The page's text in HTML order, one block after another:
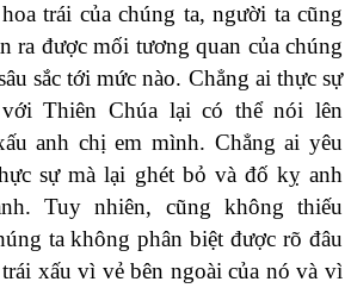
trái của chúng ta, người ta cũng
ra được mối tương quan của chúng
sắc tới mức nào. Chẳng ai thực sự
Thiên Chúa lại có thể nói lên
anh chị em mình. Chẳng ai yêu
sự mà lại ghét bỏ và đố kỵ anh
Tuy nhiên, cũng không thiếu
ta không phân biệt được rõ đâu
xấu vì vẻ bên ngoài của nó và vì